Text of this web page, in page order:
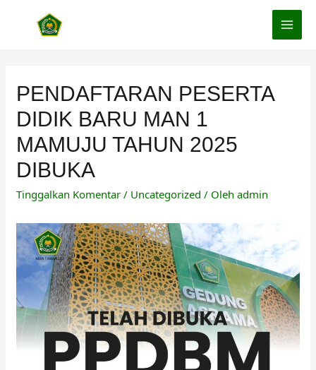
PENDAFTARAN PESERTA
DIDIK BARU MAN 1
MAMUJU TAHUN 2025
DIBUKA
Tinggalkan Komentar / Uncategorized / Olehadmin